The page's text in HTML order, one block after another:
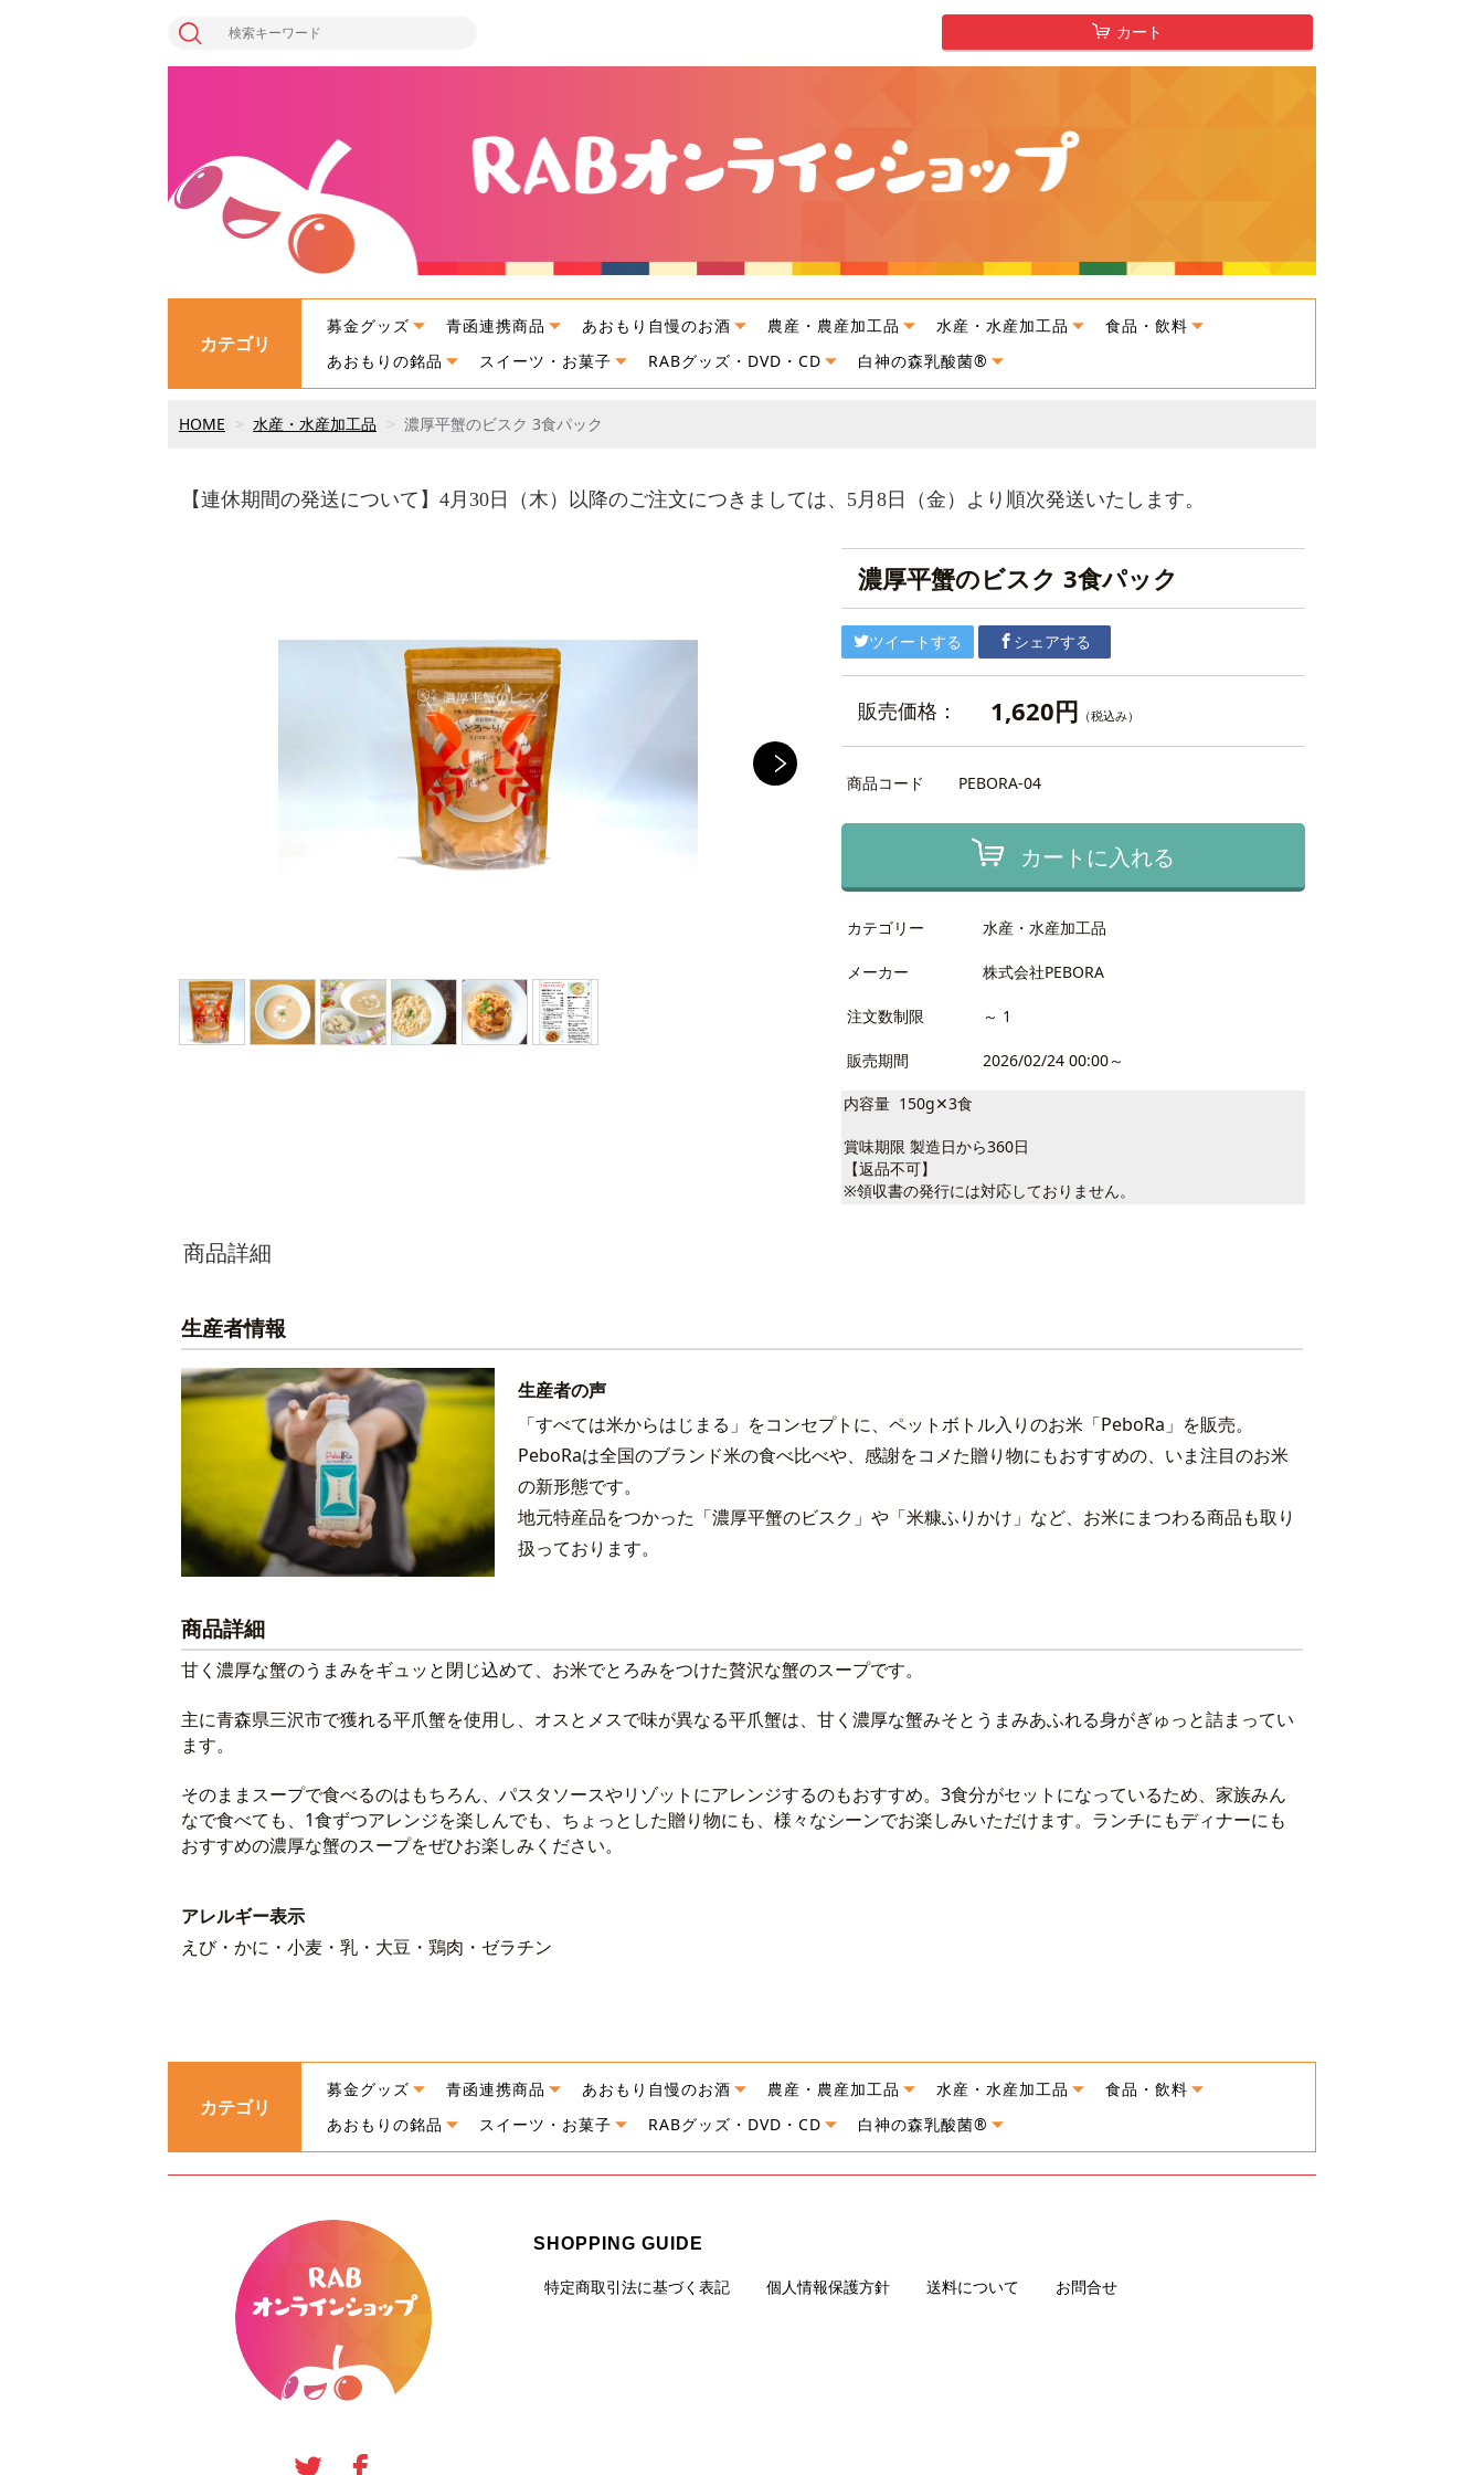
カート
カテゴリ
募金グッズ 青函連携商品 あおもり自慢のお酒 農産・農産加工品 水産・水産加工品
食品・飲料
あおもりの銘品
スイーツ・お菓子 RABグッズ・DVD・CD 白神の森乳酸菌®
HOME 水産・水産加工品 濃厚平蟹のビスク 3食パック
【連休期間の発送について】4月30日（木）以降のご注文につきましては、5月8日（金）より順次発送いたします。
濃厚平蟹のビスク 3食パック
ツイートする シェアする
販売価格： 1,620円 （税込み）
商品コード PEBORA-04
カートに入れる
カテゴリー 水産・水産加工品
メーカー 株式会社PEBORA
注文数制限 ～ 1
販売期間 2026/02/24 00:00～
内容量 150g✕3食
賞味期限 製造日から360日
【返品不可】
※領収書の発行には対応しておりません。
商品詳細
生産者情報
生産者の声
「すべては米からはじまる」をコンセプトに、ペットボトル入りのお米「PeboRa」を販売。
PeboRaは全国のブランド米の食べ比べや、感謝をコメた贈り物にもおすすめの、いま注目のお米
の新形態です。
地元特産品をつかった「濃厚平蟹のビスク」や「米糠ふりかけ」など、お米にまつわる商品も取り
扱っております。
商品詳細
甘く濃厚な蟹のうまみをギュッと閉じ込めて、お米でとろみをつけた贅沢な蟹のスープです。
主に青森県三沢市で獲れる平爪蟹を使用し、オスとメスで味が異なる平爪蟹は、甘く濃厚な蟹みそとうまみあふれる身がぎゅっと詰まってい
ます。
そのままスープで食べるのはもちろん、パスタソースやリゾットにアレンジするのもおすすめ。3食分がセットになっているため、家族みん
なで食べても、1食ずつアレンジを楽しんでも、ちょっとした贈り物にも、様々なシーンでお楽しみいただけます。ランチにもディナーにも
おすすめの濃厚な蟹のスープをぜひお楽しみください。
アレルギー表示
えび・かに・小麦・乳・大豆・鶏肉・ゼラチン
カテゴリ
募金グッズ 青函連携商品 あおもり自慢のお酒 農産・農産加工品 水産・水産加工品
食品・飲料
あおもりの銘品
スイーツ・お菓子 RABグッズ・DVD・CD 白神の森乳酸菌®
SHOPPING GUIDE
特定商取引法に基づく表記 個人情報保護方針 送料について お問合せ